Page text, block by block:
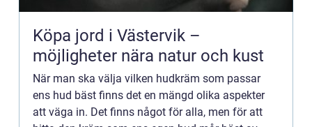
Köpa jord i Västervik –
möjligheter nära natur och kust
När man ska välja vilken hudkräm som passar
ens hud bäst finns det en mängd olika aspekter
att väga in. Det finns något för alla, men för att